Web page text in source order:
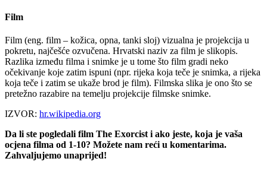
Film
Film (eng. film – kožica, opna, tanki sloj) vizualna je projekcija u
pokretu, najčešće ozvučena. Hrvatski naziv za film je slikopis.
Razlika između filma i snimke je u tome što film gradi neko
očekivanje koje zatim ispuni (npr. rijeka koja teče je snimka, a rijeka
koja teče i zatim se ukaže brod je film). Filmska slika je ono što se
pretežno razabire na temelju projekcije filmske snimke.
IZVOR: hr.wikipedia.org
Da li ste pogledali film The Exorcist i ako jeste, koja je vaša
ocjena filma od 1-10? Možete nam reći u komentarima.
Zahvaljujemo unaprijed!